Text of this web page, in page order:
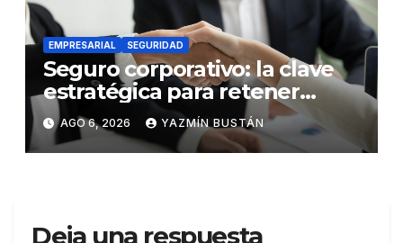
EMPRESARIAL SEGURIDAD
Seguro corporativo: la clave
estratégica para retener
talento en Ecuador
AGO 6, 2026 YAZMÍN BUSTÁN
Deja una respuesta